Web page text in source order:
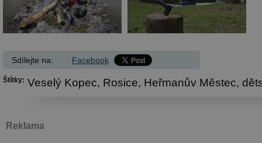
Sdílejte na: Facebook
Štítky: Veselý Kopec, Rosice, Heřmanův Městec,
Reklama